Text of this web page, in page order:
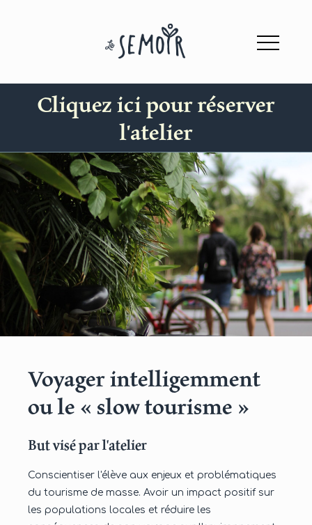
Cliquez ici pour réserver
l'atelier
Voyager intelligemment
ou le « slow tourisme »
But visé par l'atelier
Conscientiser l'élève aux enjeux et problématiques
du tourisme de masse. Avoir un impact positif sur
les populations locales et réduire les